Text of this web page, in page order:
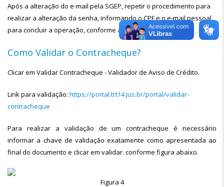
Após a alteração do e-mail pela SGEP, repetir o procedimento para
realizar a alteração da senha, informando o CPF e o e-mail pessoal
para concluir a operação, conforme as figuras 1 a 3 acima.
Como Validar o Contracheque?
Clicar em Validar Contracheque - Validador de Aviso de Crédito.
Link para validação: https://portal.trt14.jus.br/portal/validar-
contracheque
Para realizar a validação de um contracheque é necessário
informar a chave de validação exatamente como apresentada ao
final do documento e clicar em validar. conforme figura abaixo.
Figura 4